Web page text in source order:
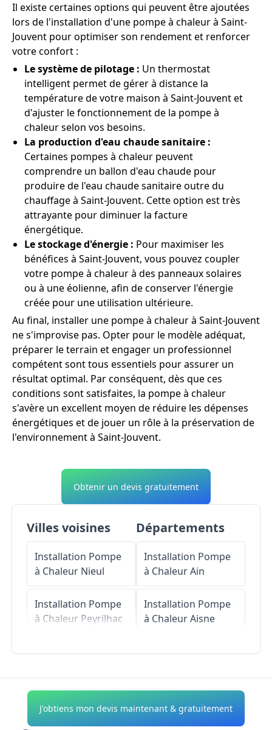
Il existe certaines options qui peuvent être ajoutées
lors de l'installation d'une pompe à chaleur à Saint-
Jouvent pour optimiser son rendement et renforcer
votre confort :
Le système de pilotage : Un thermostat
intelligent permet de gérer à distance la
température de votre maison à Saint-Jouvent et
d'ajuster le fonctionnement de la pompe à
chaleur selon vos besoins.
La production d'eau chaude sanitaire :
Certaines pompes à chaleur peuvent
comprendre un ballon d'eau chaude pour
produire de l'eau chaude sanitaire outre du
chauffage à Saint-Jouvent. Cette option est très
attrayante pour diminuer la facture
énergétique.
Le stockage d'énergie : Pour maximiser les
bénéfices à Saint-Jouvent, vous pouvez coupler
votre pompe à chaleur à des panneaux solaires
ou à une éolienne, afin de conserver l'énergie
créée pour une utilisation ultérieure.
Au final, installer une pompe à chaleur à Saint-Jouvent
ne s'improvise pas. Opter pour le modèle adéquat,
préparer le terrain et engager un professionnel
compétent sont tous essentiels pour assurer un
résultat optimal. Par conséquent, dès que ces
conditions sont satisfaites, la pompe à chaleur
s'avère un excellent moyen de réduire les dépenses
énergétiques et de jouer un rôle à la préservation de
l'environnement à Saint-Jouvent.
Obtenir un devis gratuitement
Villes voisines
Installation Pompe
à Chaleur Nieul
Installation Pompe
à Chaleur Peyrilhac
Installation Pompe
à Chaleur Saint-
Départements
Installation Pompe
à ChaleurAin
Installation Pompe
à ChaleurAisne
Installation Pompe
à Chaleur Alpes-de-
J'obtiens mon devis maintenant & gratuitement